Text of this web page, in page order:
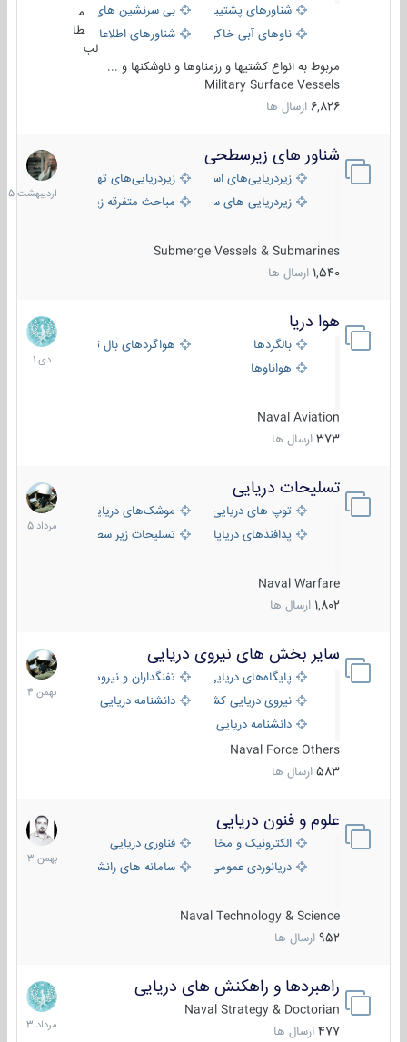
شناورهای پشتیبانی
بی سرنشین های دریایی
ناوهای آبی خاکی و نیروبرشناورهای اطلاعاتی و جاسوسی
طا
لب
مربوط به انواع کشتیها و رزمناوها و ناوشکنها و ...
Military Surface Vessels
6,826 ارسال ها
شناور های زیرسطحی
زیردریایی‌های استراتژیکزیردریایی‌های تهاجمی
زیردریایی های سبک
مباحث متفرقه زیرسطحی
Submerge Vessels & Submarines
1,540 ارسال ها
31
1405
هوا دریا
بالگردها
هواگردهای بال ثابت
هواناوها
Naval Aviation
373 ارسال ها
12
دی
1401
تسلیحات دریایی
توپ های دریایی
موشک‌های دریایی
پدافندهای دریاپایه
تسلیحات زیر سطحی
Naval Warfare
1,802 ارسال ها
2
مرداد
1405
سایر بخش های نیروی دریایی
پایگاه‌های دریایی
تفنگداران و نیروهای ویژه‌ی دریایی
نیروی دریایی کشورهای مختلفدانشنامه دریایی
دانشنامه دریایی کپی
Naval Force Others
583 ارسال ها
22
بهمن
1404
علوم و فنون دریایی
الکترونیک و مخابرات دریاییفناوری دریایی
دریانوردی عمومی
سامانه های رانشی دریایی
Naval Technology & Science
952 ارسال ها
6
بهمن
1403
راهبردها و راهکنش های دریایی
Naval Strategy & Doctorian
477 ارسال ها
2
مرداد
1403